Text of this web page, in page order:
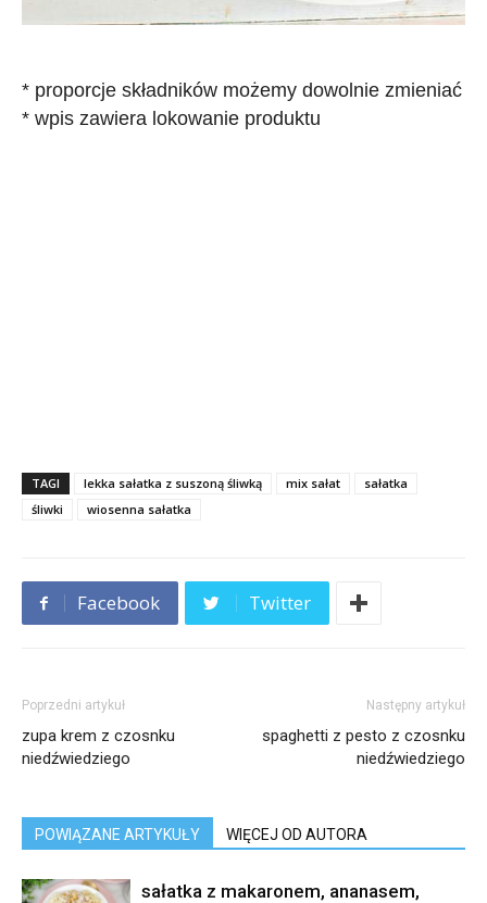
* proporcje składników możemy dowolnie zmieniać
* wpis zawiera lokowanie produktu
TAGI lekka sałatka z suszoną śliwką mix sałat
sałatka
śliwki
wiosenna sałatka
Facebook Twitter
Poprzedni artykuł
zupa krem z czosnku
niedźwiedziego
Następny artykuł
spaghetti z pesto z czosnku
niedźwiedziego
POWIĄZANE ARTYKUŁY WIĘCEJ OD AUTORA
sałatka z makaronem, ananasem,